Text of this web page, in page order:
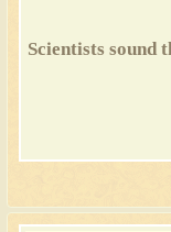
"Scientists